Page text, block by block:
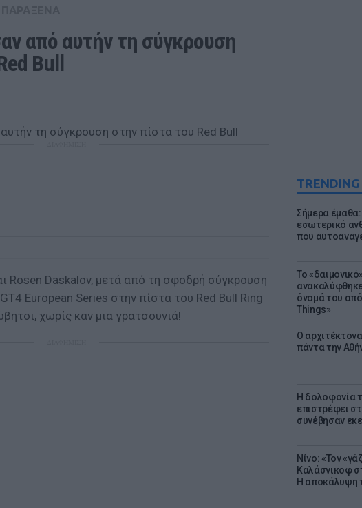
Σήμερα
εσωτερικό
που
Το
όνομά του
Things»
Ο
πάντα την
Η δολοφονία
επιστρέφει
συνέβησαν
Νίνο: «Τον
Καλάσνικοφ
Η αποκάλυψη
από αυτήν τη σύγκρουση
Bull
Rosen Daskalov, μετά από τη σφοδρή σύγκρουση
European Series στην πίστα του Red Bull Ring
χωρίς καν μια γρατσουνιά!